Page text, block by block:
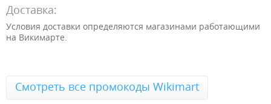
Доставка:
Условия доставки определяются магазинами работающими
на Викимарте.
Смотреть все промокоды Wikimart